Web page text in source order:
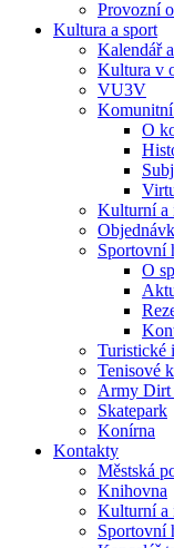
Provozní
Kultura a sport
Kalendář
Kultura v
VU3V
Komunitní
O
Kulturní a
Sportovní
O
Turistické
Tenisové
Army Dirt
Skatepark
Konírna
Kontakty
Městská
Knihovna
Kulturní a
Sportovní